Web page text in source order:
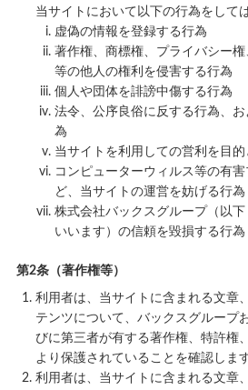
当サイトにおいて以下の行為をして
虚偽の情報を登録する行為
著作権、商標権、プライバシー
等の他人の権利を侵害する行為
個人や団体を誹謗中傷する行為
法令、公序良俗に反する行為、
為
当サイトを利用しての営利を目
コンピューターウィルス等の有
ど、当サイトの運営を妨げる行為
株式会社バックスグループ（以
いいます）の信頼を毀損する行為
第2条（著作権等）
利用者は、当サイトに含まれる文章
テンツについて、バックスグループ
びに第三者が有する著作権、特許権
より保護されていることを確認します
利用者は、当サイトに含まれる文章